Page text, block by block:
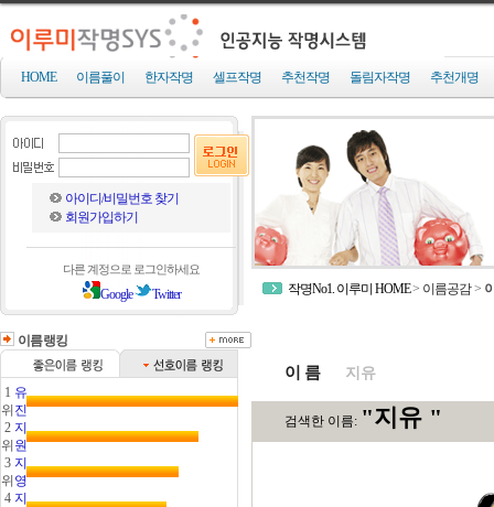
HOME 이름풀이 한자작명 셀프작명 추천작명 돌림자작명 추천개명
아이디/비밀번호 찾기
회원가입하기
다른 계정으로 로그인하세요
Google Twitter
이름랭킹
1
위
유
진
2
위
지
원
3
위
지
영
4 지
작명No1. 이루미 HOME> 이름공감>
이 름